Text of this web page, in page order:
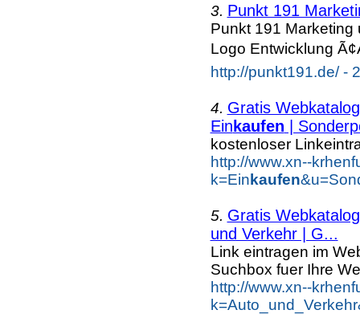
3. Punkt 191
Punkt 191 Marketing
Logo Entwicklung
http://punkt191.de/ -
4. Gratis
Ein kaufen |
kostenloser
http://www.xn--
k=Ein kaufen
5. Gratis
und Verkehr | G...
Link eintragen im
Suchbox fuer Ihre
http://www.xn--